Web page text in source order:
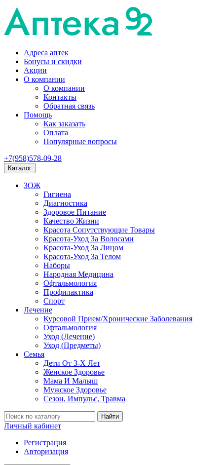
Адреса аптек
Бонусы и скидки
Акции
О компании
О компании
Контакты
Обратная связь
Помощь
Как заказать
Оплата
Популярные вопросы
+7(958)578-09-28
Каталог
ЗОЖ
Гигиена
Диагностика
Здоровое Питание
Качество Жизни
Красота Сопутствующие Товары
Красота-Уход За Волосами
Красота-Уход За Лицом
Красота-Уход За Телом
Наборы
Народная Медицина
Офтальмология
Профилактика
Спорт
Лечение
Курсовой Прием/Хронические Заболевания
Офтальмология
Уход (Лечение)
Уход (Предметы)
Семья
Дети От 3-Х Лет
Женское Здоровье
Мама И Малыш
Мужское Здоровье
Сезон, Импульс, Травма
Найти
Личный кабинет
Регистрация
Авторизация